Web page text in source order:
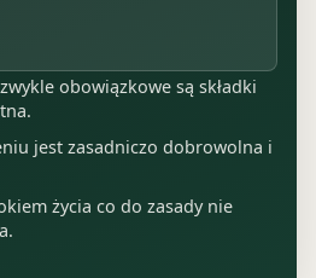
obowiązkowe są składki
jest zasadniczo dobrowolna i
życia co do zasady nie